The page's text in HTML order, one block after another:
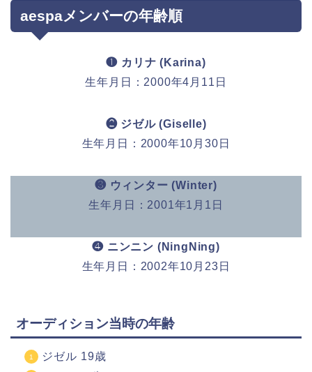
aespaメンバーの年齢順
❶ カリナ (Karina)
生年月日：2000年4月11日
❷ ジゼル (Giselle)
生年月日：2000年10月30日
❸ ウィンター (Winter)
生年月日：2001年1月1日
❹ ニンニン (NingNing)
生年月日：2002年10月23日
オーディション当時の年齢
ジゼル 19歳